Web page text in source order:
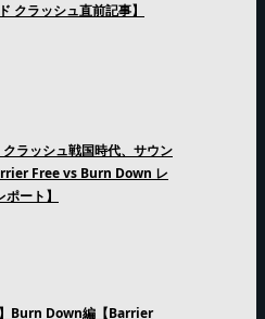
クラッシュ直前記事】
クラッシュ戦国時代、サウン
Free vs Burn Down レ
ート】
】Burn Down編【Barrier